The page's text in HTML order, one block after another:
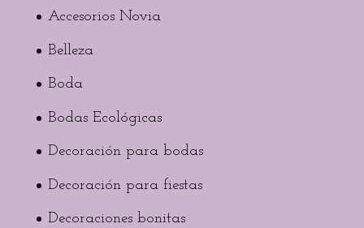
Accesorios Novia
Belleza
Boda
Bodas Ecológicas
Decoración para bodas
Decoración para fiestas
Decoraciones bonitas